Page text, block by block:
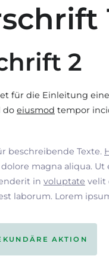
2
für die Einleitung
do eiusmod tempor
beschreibende Texte.
magna aliqua.
in voluptate velit
laborum. Lorem
AKTION